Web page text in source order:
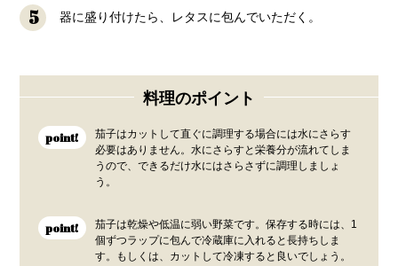
5 器に盛り付けたら、レタスに包んでいただく。
料理のポイント
point!
茄子はカットして直ぐに調理する場合には水にさらす
必要はありません。水にさらすと栄養分が流れてしま
うので、できるだけ水にはさらさずに調理しましょ
う。
point!
茄子は乾燥や低温に弱い野菜です。保存する時には、1
個ずつラップに包んで冷蔵庫に入れると長持ちしま
す。もしくは、カットして冷凍すると良いでしょう。